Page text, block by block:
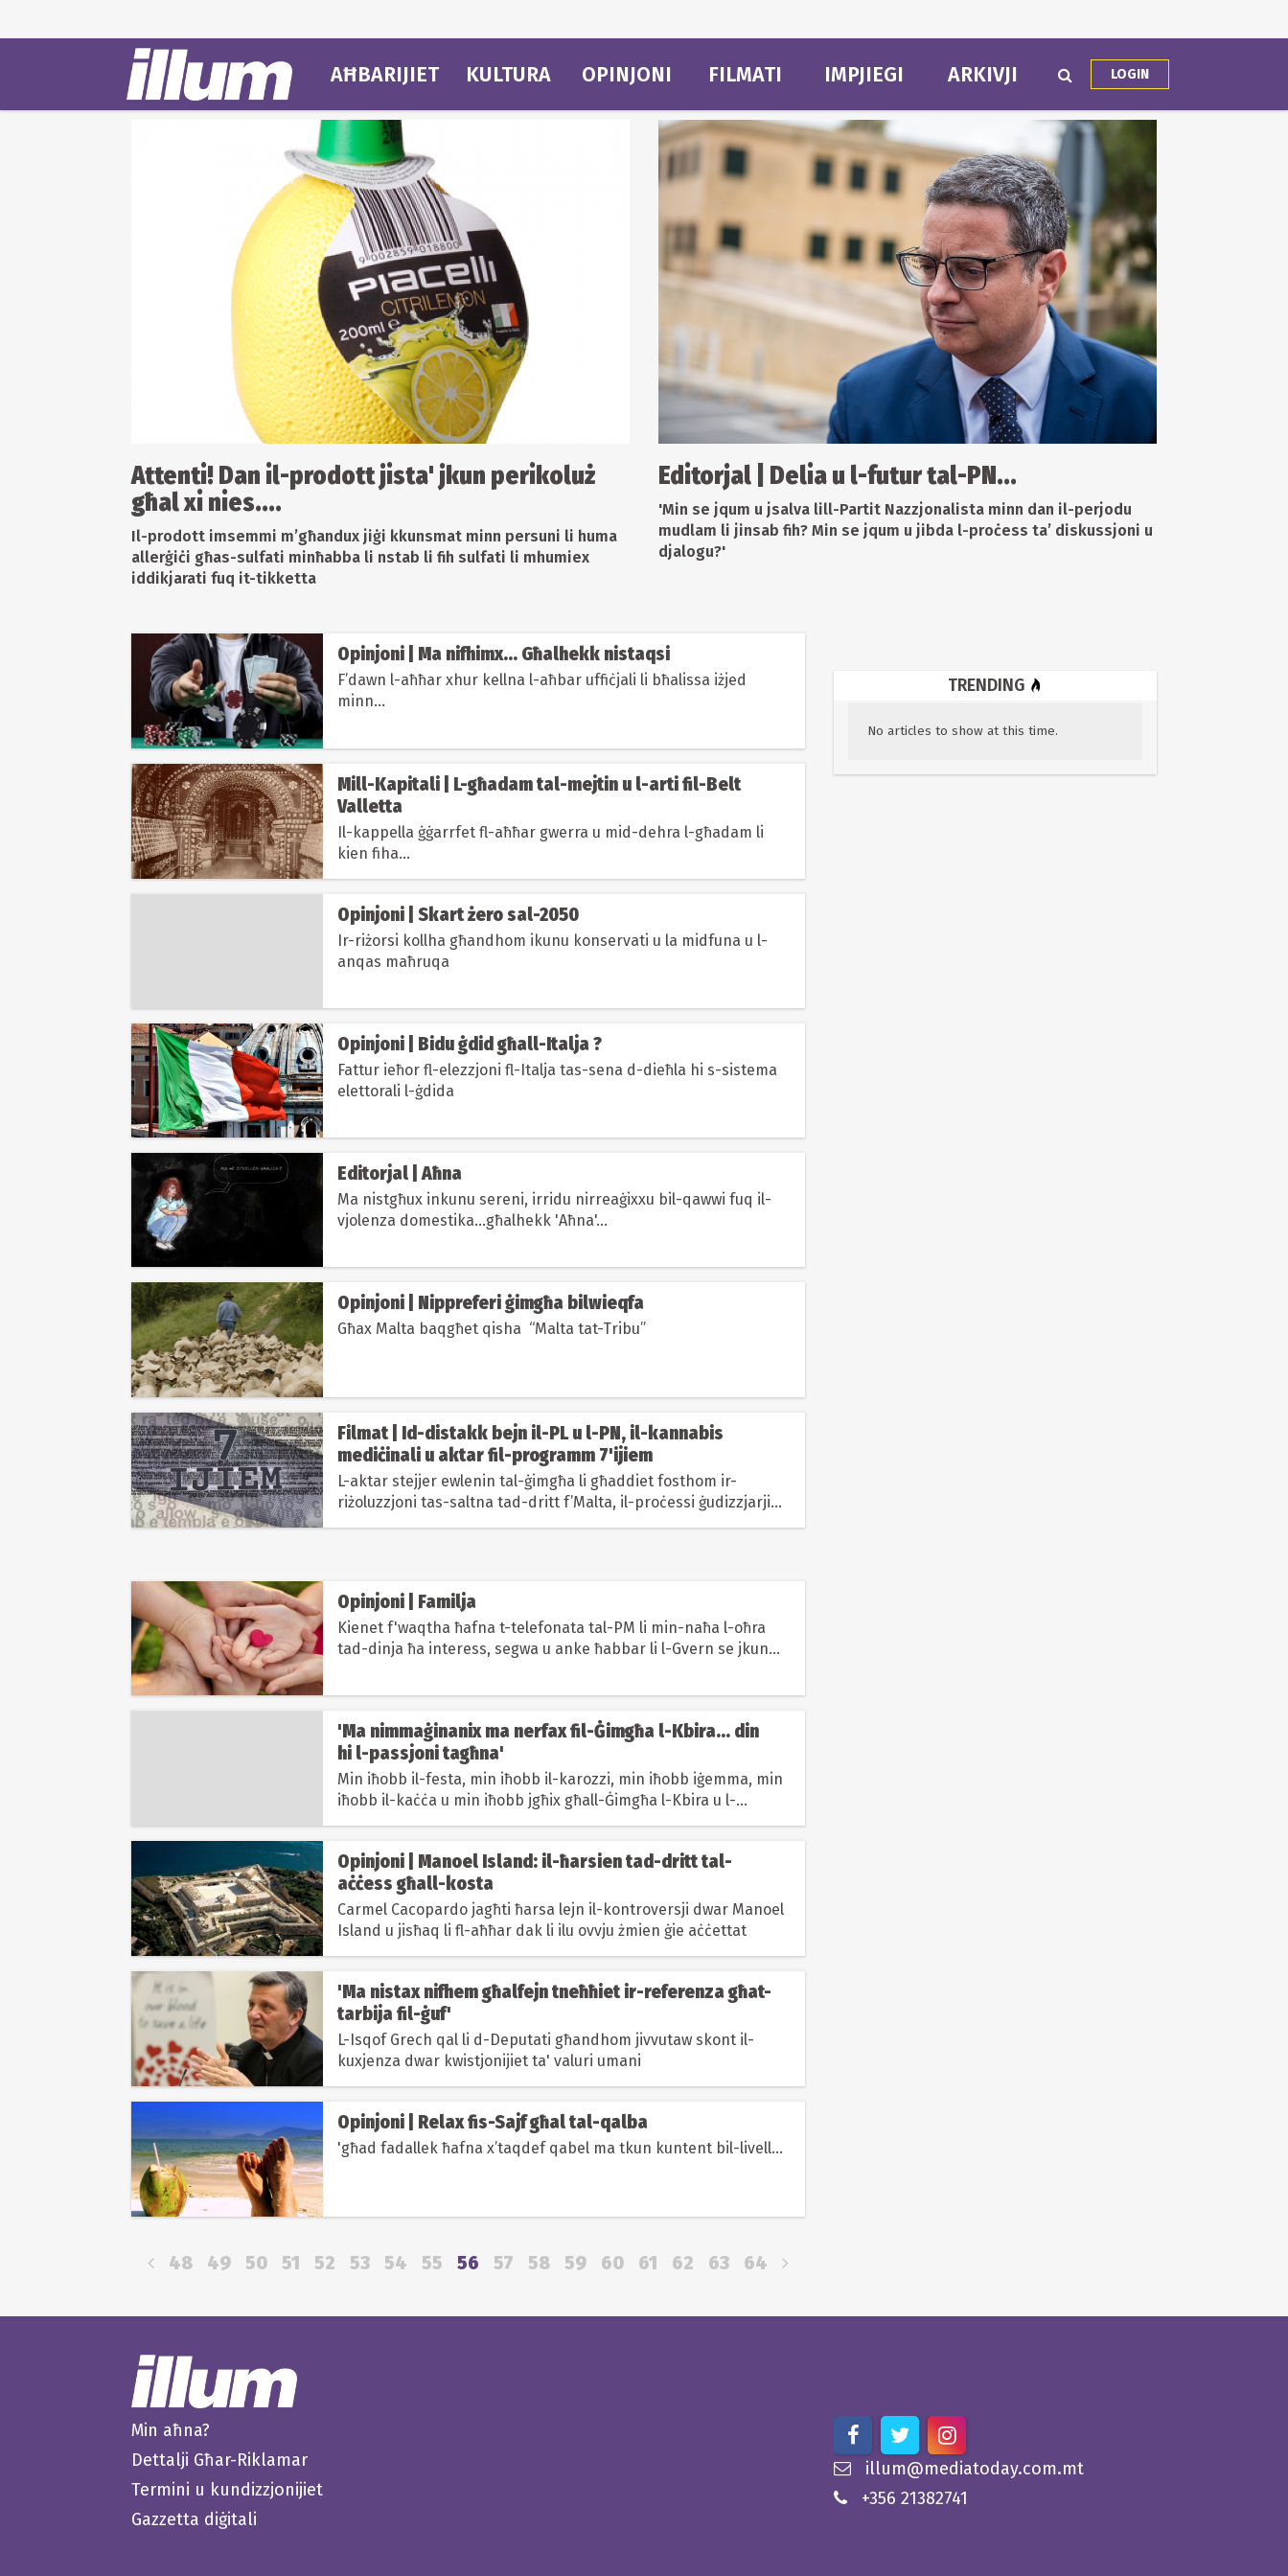
AĦBARIJIET KULTURA OPINJONI FILMATI IMPJIEGI ARKIVJI LOGIN
Attenti! Dan il-prodott jista' jkun perikoluż
għal xi nies....
Il-prodott imsemmi m’għandux jiġi kkunsmat minn persuni li huma
allerġiċi għas-sulfati minħabba li nstab li fih sulfati li mhumiex
iddikjarati fuq it-tikketta
Editorjal | Delia u l-futur tal-PN...
'Min se jqum u jsalva lill-Partit Nazzjonalista minn dan il-perjodu
mudlam li jinsab fih? Min se jqum u jibda l-proċess ta’ diskussjoni u
djalogu?'
Opinjoni | Ma nifhimx... Għalhekk nistaqsi
F’dawn l-aħħar xhur kellna l-aħbar uffiċjali li bħalissa iżjed
minn...
Mill-Kapitali | L-għadam tal-mejtin u l-arti fil-Belt
Valletta
Il-kappella ġġarrfet fl-aħħar gwerra u mid-dehra l-għadam li
kien fiha...
Opinjoni | Skart żero sal-2050
Ir-riżorsi kollha għandhom ikunu konservati u la midfuna u l-
anqas maħruqa
Opinjoni | Bidu ġdid għall-Italja ?
Fattur ieħor fl-elezzjoni fl-Italja tas-sena d-dieħla hi s-sistema
elettorali l-ġdida
Editorjal | Aħna
Ma nistgħux inkunu sereni, irridu nirreaġixxu bil-qawwi fuq il-
vjolenza domestika...għalhekk 'Aħna'...
Opinjoni | Nippreferi ġimgħa bilwieqfa
Għax Malta baqgħet qisha “Malta tat-Tribu”
Filmat | Id-distakk bejn il-PL u l-PN, il-kannabis
mediċinali u aktar fil-programm 7'ijiem
L-aktar stejjer ewlenin tal-ġimgħa li għaddiet fosthom ir-
riżoluzzjoni tas-saltna tad-dritt f’Malta, il-proċessi ġudizzjarji
ta’ Nuremberg u...
Opinjoni | Familja
Kienet f'waqtha ħafna t-telefonata tal-PM li min-naħa l-oħra
tad-dinja ħa interess, segwa u anke ħabbar li l-Gvern se jkun
'Ma nimmaġinanix ma nerfax fil-Ġimgħa l-Kbira... din
hi l-passjoni tagħna'
Min iħobb il-festa, min iħobb il-karozzi, min iħobb iġemma, min
iħobb il-kaċċa u min iħobb jgħix għall-Ġimgħa l-Kbira u l-
Ġimgħa...
Opinjoni | Manoel Island: il-ħarsien tad-dritt tal-
aċċess għall-kosta
Carmel Cacopardo jagħti ħarsa lejn il-kontroversji dwar Manoel
Island u jisħaq li fl-aħħar dak li ilu ovvju żmien ġie aċċettat
'Ma nistax nifhem għalfejn tneħħiet ir-referenza għat-
tarbija fil-ġuf'
L-Isqof Grech qal li d-Deputati għandhom jivvutaw skont il-
kuxjenza dwar kwistjonijiet ta' valuri umani
Opinjoni | Relax fis-Sajf għal tal-qalba
'għad fadallek ħafna x’taqdef qabel ma tkun kuntent bil-livell...
48 49 50 51 52 53 54 55 56 57 58 59 60 61 62 63 64
TRENDING
Min aħna?
Dettalji Għar-Riklamar
Termini u kundizzjonijiet
Gazzetta diġitali
illum@mediatoday.com.mt
+356 21382741